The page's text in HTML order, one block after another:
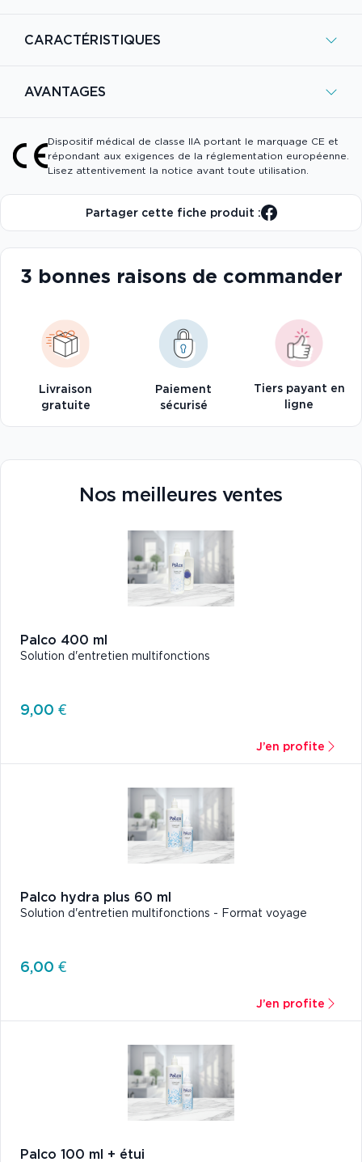
CARACTÉRISTIQUES
AVANTAGES
Dispositif médical de classe IIA portant le marquage CE et
répondant aux exigences de la réglementation européenne.
Lisez attentivement la notice avant toute utilisation.
Partager cette fiche produit :
3 bonnes raisons de commander
Livraison
gratuite
Paiement
sécurisé
Tiers payant en
ligne
Nos meilleures ventes
Palco 400 ml
Solution d'entretien multifonctions
9,00 €
J’en profite
Palco hydra plus 60 ml
Solution d'entretien multifonctions - Format voyage
6,00 €
J’en profite
Palco 100 ml + étui